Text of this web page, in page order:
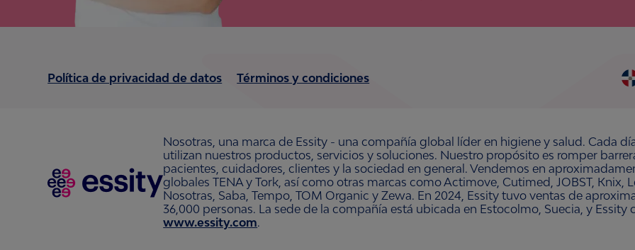
Política de privacidad de datos Términos y condiciones
Nosotras, una marca de Essity - una compañía global líder en higiene y salud. Cada
utilizan nuestros productos, servicios y soluciones. Nuestro propósito es romper
pacientes, cuidadores, clientes y la sociedad en general. Vendemos en
globales TENA y Tork, así como otras marcas como Actimove, Cutimed, JOBST, Knix,
Nosotras, Saba, Tempo, TOM Organic y Zewa. En 2024, Essity tuvo ventas de
36,000 personas. La sede de la compañía está ubicada en Estocolmo, Suecia, y
www.essity.com.